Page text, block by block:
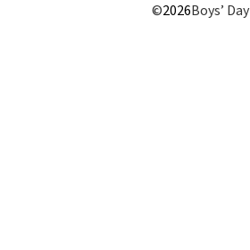
©2026Boys’ Day